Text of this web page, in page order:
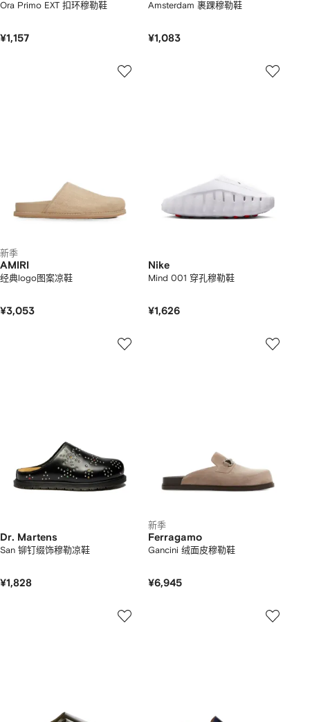
Ora Primo EXT 扣环穆勒鞋
¥1,157
Amsterdam 裹踝穆勒鞋
¥1,083
新季
AMIRI
经典logo图案凉鞋
¥3,053
Nike
Mind 001 穿孔穆勒鞋
¥1,626
Dr. Martens
San 铆钉缀饰穆勒凉鞋
¥1,828
新季
Ferragamo
Gancini 绒面皮穆勒鞋
¥6,945